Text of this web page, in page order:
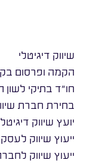
שיווק דיגיטלי
הקמה ופרסום
חו״ד בתיקי
בחירת חברת
יועץ שיווק
ייעוץ שיווק לעסק
ייעוץ שיווק